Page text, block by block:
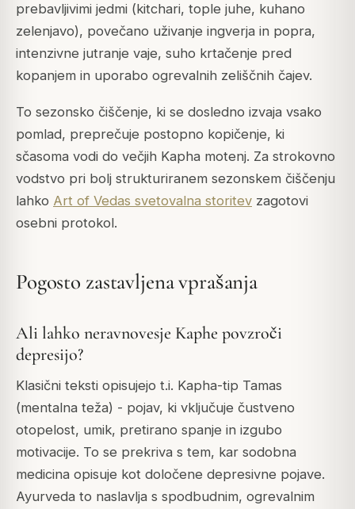
prebavljivimi jedmi (kitchari, tople juhe, kuhano
zelenjavo), povečano uživanje ingverja in popra,
intenzivne jutranje vaje, suho krtačenje pred
kopanjem in uporabo ogrevalnih zeliščnih čajev.
To sezonsko čiščenje, ki se dosledno izvaja vsako
pomlad, preprečuje postopno kopičenje, ki
sčasoma vodi do večjih Kapha motenj. Za strokovno
vodstvo pri bolj strukturiranem sezonskem čiščenju
lahko Art of Vedas svetovalna storitev zagotovi
osebni protokol.
Pogosto zastavljena vprašanja
Ali lahko neravnovesje Kaphe povzroči
depresijo?
Klasični teksti opisujejo t.i. Kapha-tip Tamas
(mentalna teža) - pojav, ki vključuje čustveno
otopelost, umik, pretirano spanje in izgubo
motivacije. To se prekriva s tem, kar sodobna
medicina opisuje kot določene depresivne pojave.
Ayurveda to naslavlja s spodbudnim, ogrevalnim